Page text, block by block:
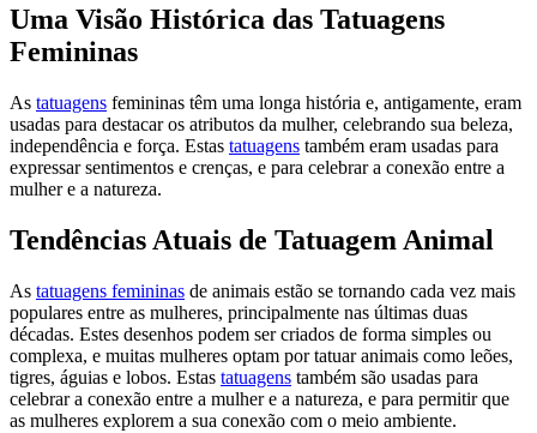
Uma Visão Histórica das Tatuagens
Femininas
As tatuagens femininas têm uma longa história e, antigamente, eram
usadas para destacar os atributos da mulher, celebrando sua beleza,
independência e força. Estas tatuagens também eram usadas para
expressar sentimentos e crenças, e para celebrar a conexão entre a
mulher e a natureza.
Tendências Atuais de Tatuagem Animal
As tatuagens femininas de animais estão se tornando cada vez mais
populares entre as mulheres, principalmente nas últimas duas
décadas. Estes desenhos podem ser criados de forma simples ou
complexa, e muitas mulheres optam por tatuar animais como leões,
tigres, águias e lobos. Estas tatuagens também são usadas para
celebrar a conexão entre a mulher e a natureza, e para permitir que
as mulheres explorem a sua conexão com o meio ambiente.